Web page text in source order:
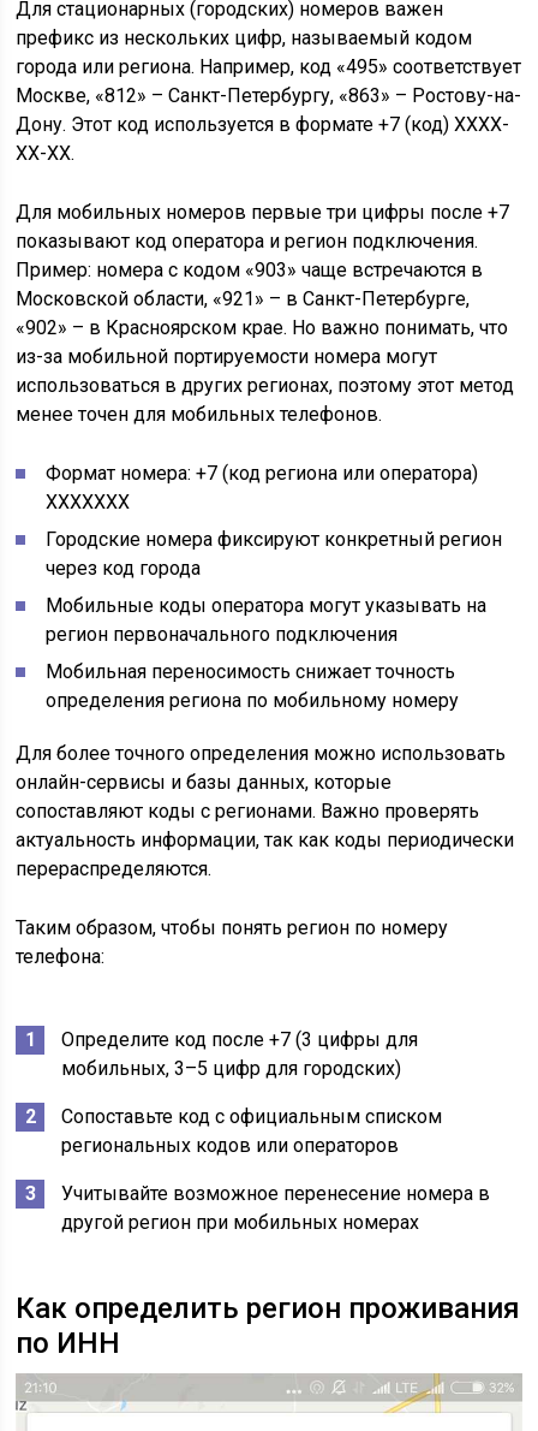
Для стационарных (городских) номеров важен
префикс из нескольких цифр, называемый кодом
города или региона. Например, код «495» соответствует
Москве, «812» – Санкт-Петербургу, «863» – Ростову-на-
Дону. Этот код используется в формате +7 (код) XXXX-
XX-XX.
Для мобильных номеров первые три цифры после +7
показывают код оператора и регион подключения.
Пример: номера с кодом «903» чаще встречаются в
Московской области, «921» – в Санкт-Петербурге,
«902» – в Красноярском крае. Но важно понимать, что
из-за мобильной портируемости номера могут
использоваться в других регионах, поэтому этот метод
менее точен для мобильных телефонов.
Формат номера: +7 (код региона или оператора)
XXXXXXX
Городские номера фиксируют конкретный регион
через код города
Мобильные коды оператора могут указывать на
регион первоначального подключения
Мобильная переносимость снижает точность
определения региона по мобильному номеру
Для более точного определения можно использовать
онлайн-сервисы и базы данных, которые
сопоставляют коды с регионами. Важно проверять
актуальность информации, так как коды периодически
перераспределяются.
Таким образом, чтобы понять регион по номеру
телефона:
Определите код после +7 (3 цифры для
мобильных, 3–5 цифр для городских)
Сопоставьте код с официальным списком
региональных кодов или операторов
Учитывайте возможное перенесение номера в
другой регион при мобильных номерах
Как определить регион проживания
по ИНН